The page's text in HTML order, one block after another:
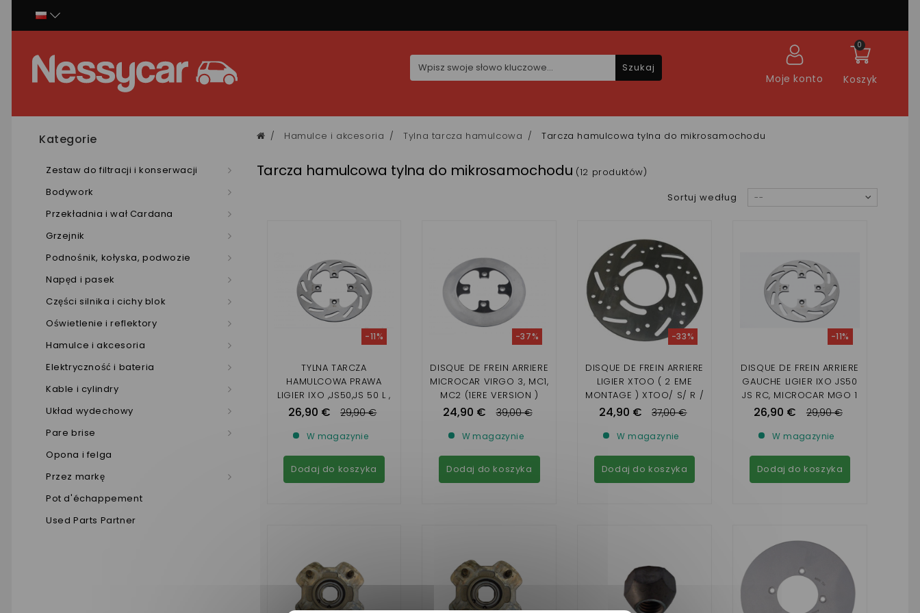
Koszyk
0
Moje konto
Szukaj
Kategorie
Zestaw do filtracji i konserwacji
Bodywork
Przekładnia i wał Cardana
Grzejnik
Podnośnik, kołyska, podwozie
Napęd i pasek
Części silnika i cichy blok
Oświetlenie i reflektory
Hamulce i akcesoria
Elektryczność i bateria
Kable i cylindry
Układ wydechowy
Pare brise
Opona i felga
Przez markę
Pot d'échappement
Used Parts Partner
Hamulce i akcesoria Tylna tarcza hamulcowa Tarcza hamulcowa tylna do mikrosamochodu
Tarcza hamulcowa tylna do mikrosamochodu (12 produktów)
Sortuj według
--
TYLNA TARCZA
HAMULCOWA PRAWA
LIGIER IXO ,JS50,JS 50 L ,
JS RC, MICROCAR MGO 1
DUE 3 , P85, P88
26,90 €
-11%
29,90 €
W magazynie
Dodaj do koszyka
DISQUE DE FREIN ARRIERE
MICROCAR VIRGO 3, MC1,
MC2 (1ERE VERSION )
LIGIER NOVA, XTOO (1ERE
24,90 €
-37%
39,00 €
W magazynie
Dodaj do koszyka
DISQUE DE FREIN ARRIERE
LIGIER XTOO ( 2 EME
MONTAGE ) XTOO/ S/ R /
RS / OPTIMAX /
EME MONTAGE )
24,90 €
-33%
37,00 €
W magazynie
Dodaj do koszyka
DISQUE DE FREIN ARRIERE
GAUCHE LIGIER IXO JS50
JS RC, MICROCAR MGO 1
, 2 , 3 , 4 ,M8 ,F8C, DUE
26,90 €
-11%
29,90 €
W magazynie
Dodaj do koszyka